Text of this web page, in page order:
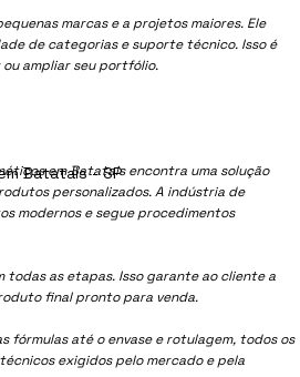
marcas e a projetos maiores. Ele
de categorias e suporte técnico. Isso é
ampliar seu portfólio.
em Batatais encontra uma solução
personalizados. A indústria de
modernos e segue procedimentos
todas as etapas. Isso garante ao cliente a
final pronto para venda.
fórmulas até o envase e rotulagem, todos os
exigidos pelo mercado e pela
Batatais - SP